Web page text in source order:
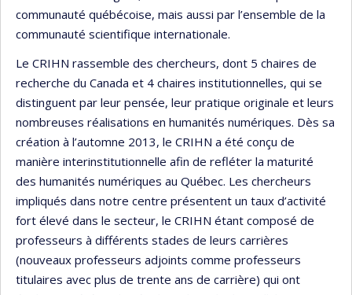
communauté québécoise, mais aussi par l’ensemble de la
communauté scientifique internationale.
Le CRIHN rassemble des chercheurs, dont 5 chaires de
recherche du Canada et 4 chaires institutionnelles, qui se
distinguent par leur pensée, leur pratique originale et leurs
nombreuses réalisations en humanités numériques. Dès sa
création à l’automne 2013, le CRIHN a été conçu de
manière interinstitutionnelle afin de refléter la maturité
des humanités numériques au Québec. Les chercheurs
impliqués dans notre centre présentent un taux d’activité
fort élevé dans le secteur, le CRIHN étant composé de
professeurs à différents stades de leurs carrières
(nouveaux professeurs adjoints comme professeurs
titulaires avec plus de trente ans de carrière) qui ont